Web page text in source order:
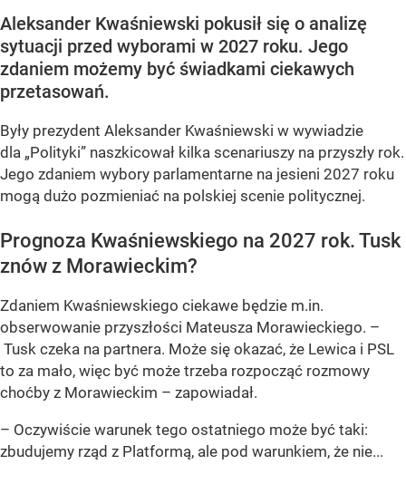
Aleksander Kwaśniewski pokusił się o analizę
sytuacji przed wyborami w 2027 roku. Jego
zdaniem możemy być świadkami ciekawych
przetasowań.
Były prezydent Aleksander Kwaśniewski w wywiadzie
dla „Polityki” naszkicował kilka scenariuszy na przyszły rok.
Jego zdaniem wybory parlamentarne na jesieni 2027 roku
mogą dużo pozmieniać na polskiej scenie politycznej.
Prognoza Kwaśniewskiego na 2027 rok. Tusk
znów z Morawieckim?
Zdaniem Kwaśniewskiego ciekawe będzie m.in.
obserwowanie przyszłości Mateusza Morawieckiego. –
Tusk czeka na partnera. Może się okazać, że Lewica i PSL
to za mało, więc być może trzeba rozpocząć rozmowy
choćby z Morawieckim – zapowiadał.
– Oczywiście warunek tego ostatniego może być taki:
zbudujemy rząd z Platformą, ale pod warunkiem, że nie...